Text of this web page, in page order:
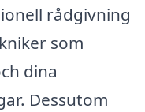
rådgivning
som
dina
Dessutom